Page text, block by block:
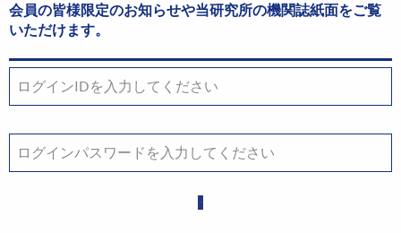
会員の皆様限定のお知らせや当研究所の機関誌紙面をご覧
いただけます。